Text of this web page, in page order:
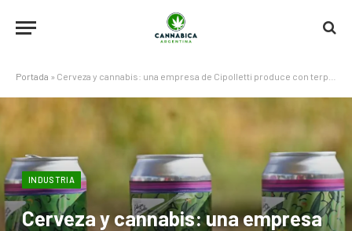
Portada » Cerveza y cannabis: una empresa de Cipolletti produce con terpenos de la planta
INDUSTRIA
Cerveza y cannabis: una empresa